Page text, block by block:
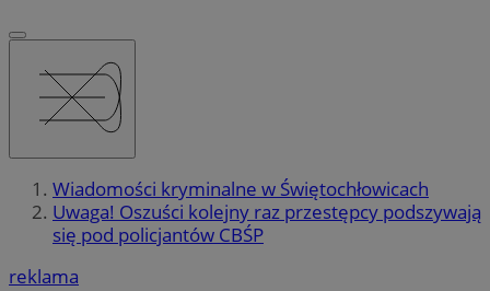
Wiadomości kryminalne w Świętochłowicach
Uwaga! Oszuści kolejny raz przestępcy podszywają
się pod policjantów CBŚP
reklama